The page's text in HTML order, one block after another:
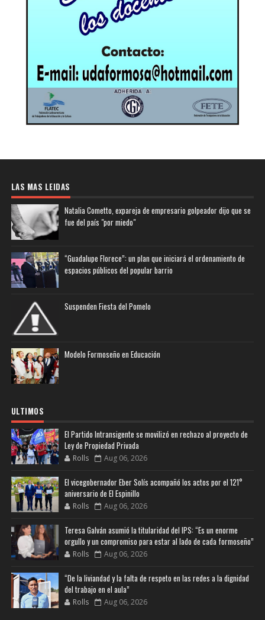
LAS MAS LEIDAS
Natalia Cometto, expareja de empresario golpeador dijo que se
fue del país "por miedo"
“Guadalupe Florece”: un plan que iniciará el ordenamiento de
espacios públicos del popular barrio
Suspenden Fiesta del Pomelo
Modelo Formoseño en Educación
ULTIMOS
El Partido Intransigente se movilizó en rechazo al proyecto de
Ley de Propiedad Privada
Rolls Aug 06, 2026
El vicegobernador Eber Solís acompañó los actos por el 121°
aniversario de El Espinillo
Rolls Aug 06, 2026
Teresa Galván asumió la titularidad del IPS: “Es un enorme
orgullo y un compromiso para estar al lado de cada formoseño”
Rolls Aug 06, 2026
“De la liviandad y la falta de respeto en las redes a la dignidad
del trabajo en el aula”
Rolls Aug 06, 2026